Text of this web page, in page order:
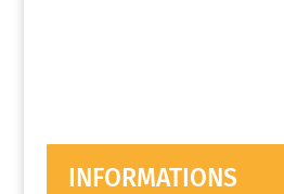
INFORMATIONS